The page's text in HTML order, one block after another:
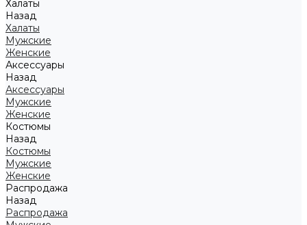
Халаты
Назад
Халаты
Мужские
Женские
Аксессуары
Назад
Аксессуары
Мужские
Женские
Костюмы
Назад
Костюмы
Мужские
Женские
Распродажа
Назад
Распродажа